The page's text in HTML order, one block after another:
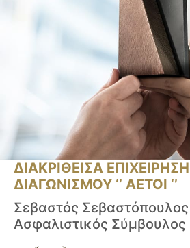
ΔΙΑΚΡΙΘΕΙΣΑ
ΔΙΑΓΩΝΙΣΜΟΥ ‘’ ΑΕΤΟΙ ‘’
Σεβαστός
Ασφαλιστικός Σύμβουλος